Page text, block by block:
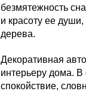
безмятежность
и красоту ее
дерева.
Декоративная
интерьеру дома. В
спокойствие,